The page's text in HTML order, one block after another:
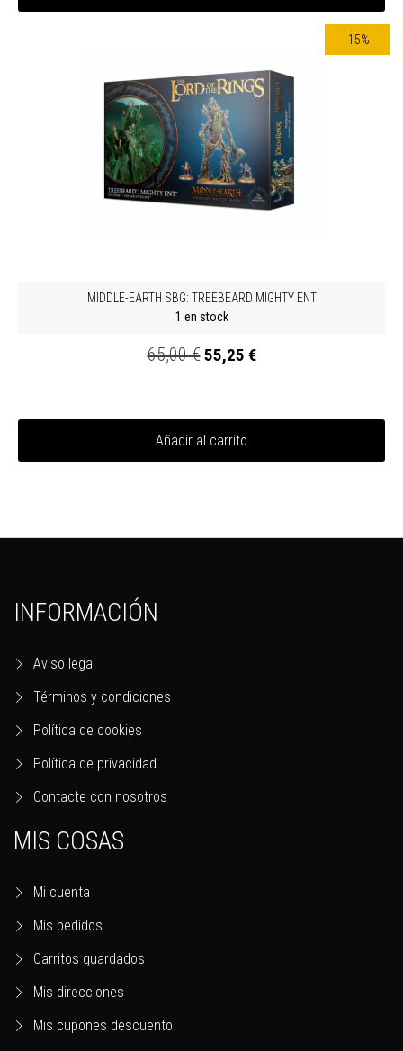
-15%
MIDDLE-EARTH SBG: TREEBEARD MIGHTY ENT
1 en stock
65,00 €55,25 €
Añadir al carrito
INFORMACIÓN
Aviso legal
Términos y condiciones
Política de cookies
Política de privacidad
Contacte con nosotros
MIS COSAS
Mi cuenta
Mis pedidos
Carritos guardados
Mis direcciones
Mis cupones descuento